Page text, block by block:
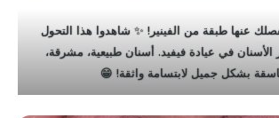
عنها طبقة من الفينير! ✨ شاهدوا هذا التحول
الأسنان في عيادة فيفيد. أسنان طبيعية، مشرقة،
بشكل جميل لابتسامة واثقة! 😁